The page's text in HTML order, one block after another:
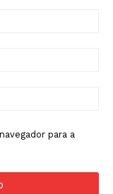
para a